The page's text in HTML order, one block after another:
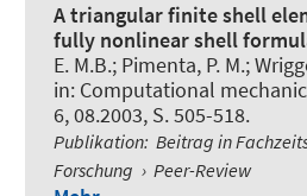
A triangular finite shell
fully nonlinear shell
E. M.B.; Pimenta, P. M.;
in: Computational
6, 08.2003, S. 505-518.
Publikation: Beitrag in
Forschung › Peer-Review